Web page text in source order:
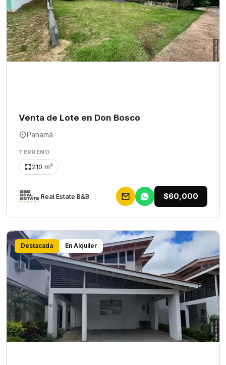
Venta de Lote en Don Bosco
Panamá
TERRENO
210 m²
Rеаl Еstаtе В&В $60,000
Destacada En Alquiler